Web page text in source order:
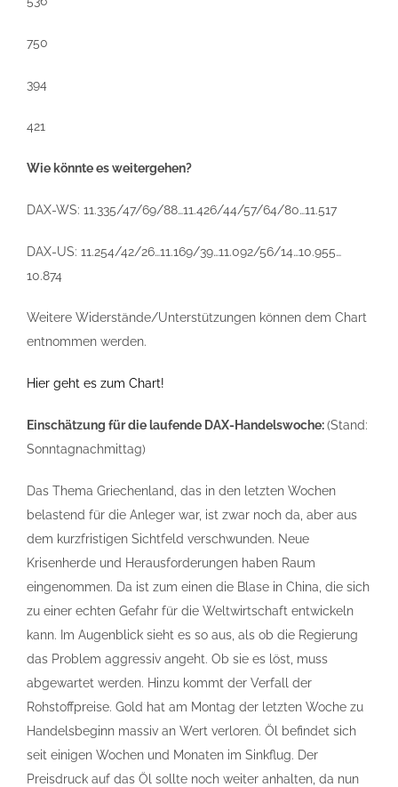
750
394
421
Wie könnte es weitergehen?
DAX-WS: 11.335/47/69/88…11.426/44/57/64/80…11.517
DAX-US: 11.254/42/26…11.169/39…11.092/56/14…10.955…
10.874
Weitere Widerstände/Unterstützungen können dem Chart
entnommen werden.
Hier geht es zum Chart!
Einschätzung für die laufende DAX-Handelswoche:(Stand:
Sonntagnachmittag)
Das Thema Griechenland, das in den letzten Wochen
belastend für die Anleger war, ist zwar noch da, aber aus
dem kurzfristigen Sichtfeld verschwunden. Neue
Krisenherde und Herausforderungen haben Raum
eingenommen. Da ist zum einen die Blase in China, die sich
zu einer echten Gefahr für die Weltwirtschaft entwickeln
kann. Im Augenblick sieht es so aus, als ob die Regierung
das Problem aggressiv angeht. Ob sie es löst, muss
abgewartet werden. Hinzu kommt der Verfall der
Rohstoffpreise. Gold hat am Montag der letzten Woche zu
Handelsbeginn massiv an Wert verloren. Öl befindet sich
seit einigen Wochen und Monaten im Sinkflug. Der
Preisdruck auf das Öl sollte noch weiter anhalten, da nun